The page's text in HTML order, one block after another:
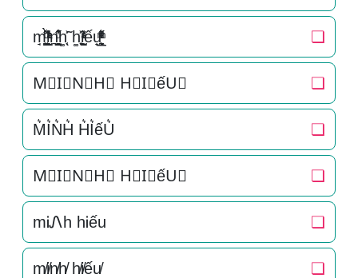
m̘͈̺̪͓ͩ͂̾ͪ̀̋i̞̟̫̺ͭ̒ͭͣn͉̠̙͉̗̺̋̋̔ͧ̊h͚̖̜̍̃͐ h͚̖̜̍̃͐i̞̟̫̺ͭ̒ͭͣếu̟͎̲͕̼̳͉̲ͮͫͭ̋ͭ͛ͣ̈ ❏
M⃗I⃗N⃗H⃗ H⃗I⃗ếU⃗ ❏
M͛I͛N͛H͛ H͛I͛ếU͛ ❏
M⃒I⃒N⃒H⃒ H⃒I⃒ếU⃒ ❏
mᎥᏁh hᎥếu ❏
m̸i̸n̸h̸ h̸i̸ếu̸ ❏